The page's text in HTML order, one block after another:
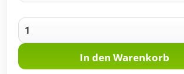
In den Warenkorb